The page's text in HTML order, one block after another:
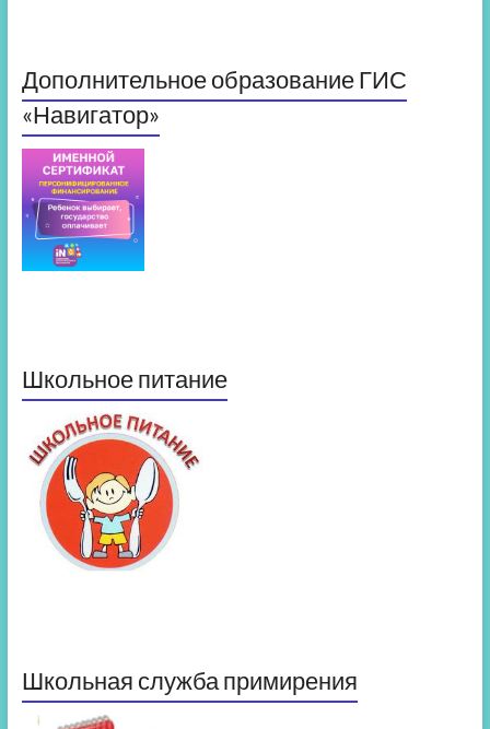
Дополнительное образование ГИС
«Навигатор»
Школьное питание
Школьная служба примирения